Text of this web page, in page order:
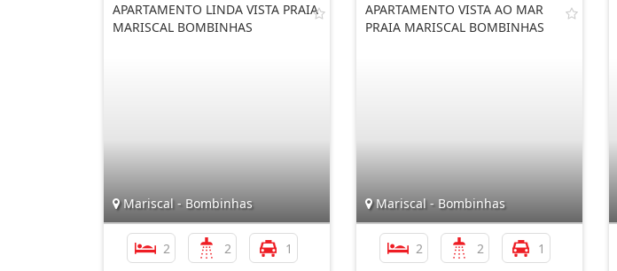
APARTAMENTO LINDA VISTA PRAIA
MARISCAL BOMBINHAS
Mariscal - Bombinhas
2 2 1
APARTAMENTO VISTA AO MAR
PRAIA MARISCAL BOMBINHAS
Mariscal - Bombinhas
2 2 1